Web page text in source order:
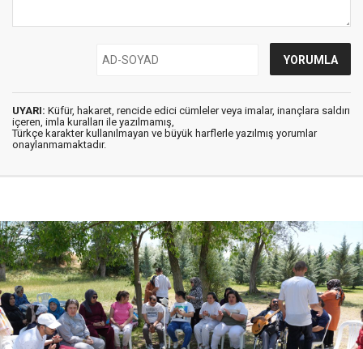
UYARI: Küfür, hakaret, rencide edici cümleler veya imalar, inançlara saldırı
içeren, imla kuralları ile yazılmamış,
Türkçe karakter kullanılmayan ve büyük harflerle yazılmış yorumlar
onaylanmamaktadır.